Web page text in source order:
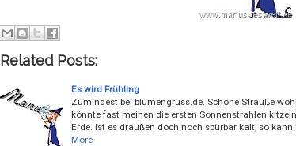
Related Posts:
Es wird Frühling
Zumindest bei blumengruss.de. Schöne Sträuße
könnte fast meinen die ersten Sonnenstrahlen
Erde. Ist es draußen doch noch spürbar kalt, so kann
More